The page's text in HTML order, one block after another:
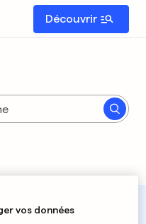
Découvrir
vos données